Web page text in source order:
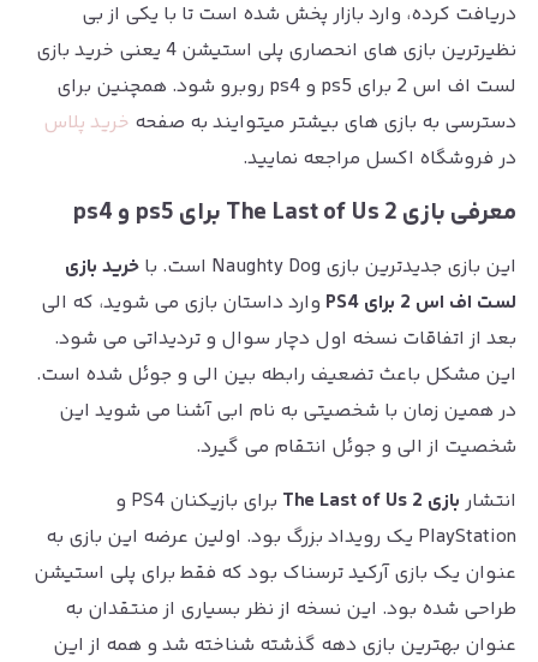
دریافت کرده، وارد بازار پخش شده است تا با یکی از بی
نظیرترین بازی های انحصاری پلی استیشن 4 یعنی خرید بازی
لست اف اس 2 برای ps5 و ps4 روبرو شود. همچنین برای
دسترسی به بازی های بیشتر میتوایند به صفحه خرید پلاس
در فروشگاه اکسل مراجعه نمایید.
معرفی بازی The Last of Us 2 برای ps5 و ps4
این بازی جدیدترین بازی Naughty Dog است. با
خرید بازی
لست اف اس 2 برای PS4
وارد داستان بازی می شوید، که الی
بعد از اتفاقات نسخه اول دچار سوال و تردیداتی می شود.
این مشکل باعث تضعیف رابطه بین الی و جوئل شده است.
در همین زمان با شخصیتی به نام ابی آشنا می شوید این
شخصیت از الی و جوئل انتقام می گیرد.
انتشار بازی The Last of Us 2
برای بازیکنان PS4 و
PlayStation یک رویداد بزرگ بود. اولین عرضه این بازی به
عنوان یک بازی آرکید ترسناک بود که فقط برای پلی استیشن
طراحی شده بود. این نسخه از نظر بسیاری از منتقدان به
عنوان بهترین بازی دهه گذشته شناخته شد و همه از این